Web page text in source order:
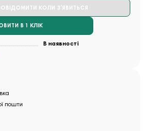
КОЛИ З'ЯВИТЬСЯ
В 1 КЛІК
В наявності
пошти